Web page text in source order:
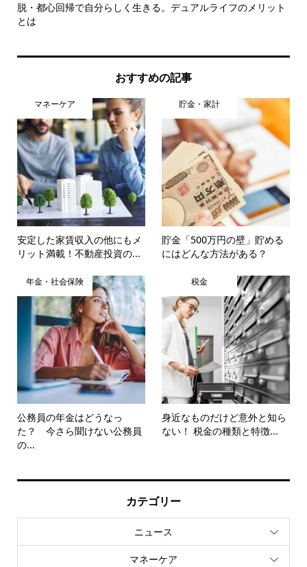
脱・都心回帰で自分らしく生きる。デュアルライフのメリット
とは
おすすめの記事
マネーケア
安定した家賃収入の他にもメ
リット満載！不動産投資の...
貯金・家計
貯金「500万円の壁」貯める
にはどんな方法がある？
年金・社会保険
公務員の年金はどうなっ
た？ 今さら聞けない公務員
の...
税金
身近なものだけど意外と知ら
ない！ 税金の種類と特徴...
カテゴリー
ニュース
マネーケア